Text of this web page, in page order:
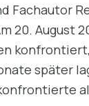
Fachautor
20. August
später